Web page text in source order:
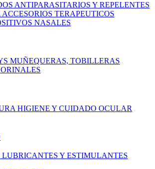
ANTIPARASITARIOS Y REPELENTES
ACCESORIOS TERAPEUTICOS
NASALES
MUÑEQUERAS, TOBILLERAS
ORINALES
HIGIENE Y CUIDADO OCULAR
LUBRICANTES Y ESTIMULANTES